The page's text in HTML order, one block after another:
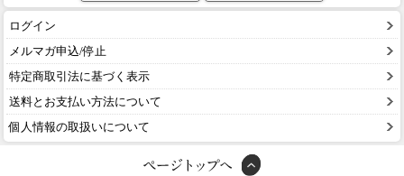
ログイン
メルマガ申込/停止
特定商取引法に基づく表示
送料とお支払い方法について
個人情報の取扱いについて